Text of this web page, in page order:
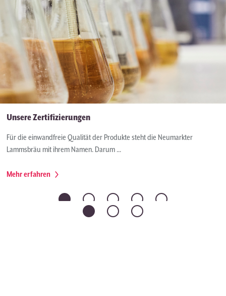
Unsere Zertifizierungen
Für die einwandfreie Qualität der Produkte steht die Neumarkter
Lammsbräu mit ihrem Namen. Darum ...
Mehr erfahren